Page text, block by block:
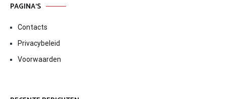
PAGINA’S
Contacts
Privacybeleid
Voorwaarden